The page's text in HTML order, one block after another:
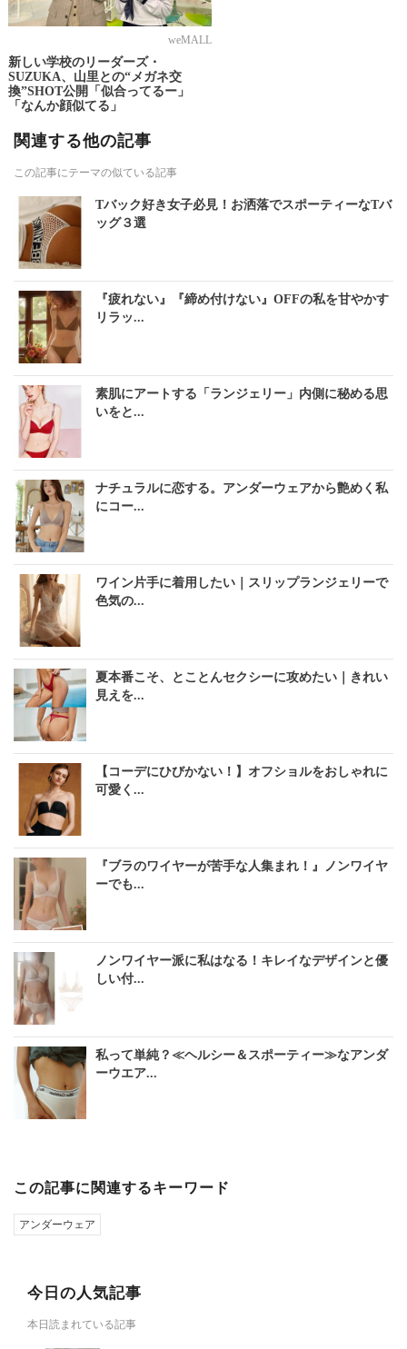
weMALL
新しい学校のリーダーズ・
SUZUKA、山里との“メガネ交
換”SHOT公開「似合ってるー」
「なんか顔似てる」
関連する他の記事
この記事にテーマの似ている記事
Tバック好き女子必見！お洒落でスポーティーなTバ
ッグ３選
『疲れない』『締め付けない』OFFの私を甘やかす
リラッ...
素肌にアートする「ランジェリー」内側に秘める思
いをと...
ナチュラルに恋する。アンダーウェアから艶めく私
にコー...
ワイン片手に着用したい｜スリップランジェリーで
色気の...
夏本番こそ、とことんセクシーに攻めたい｜きれい
見えを...
【コーデにひびかない！】オフショルをおしゃれに
可愛く...
『ブラのワイヤーが苦手な人集まれ！』ノンワイヤ
ーでも...
ノンワイヤー派に私はなる！キレイなデザインと優
しい付...
私って単純？≪ヘルシー＆スポーティー≫なアンダ
ーウエア...
この記事に関連するキーワード
アンダーウェア
今日の人気記事
本日読まれている記事